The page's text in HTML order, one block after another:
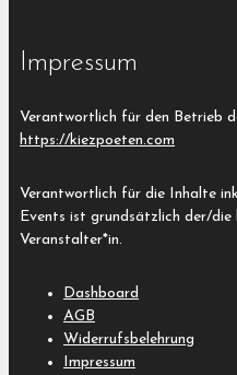
Impressum
Verantwortlich für den Betrieb
https://kiezpoeten.com
Verantwortlich für die Inhalte
Events ist grundsätzlich der/die
Veranstalter*in.
Dashboard
AGB
Widerrufsbelehrung
Impressum